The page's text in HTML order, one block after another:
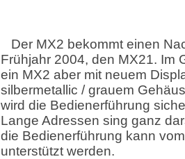
Der MX2 bekommt einen
Frühjahr 2004, den MX21. Im
ein MX2 aber mit neuem
silbermetallic / grauem
wird die Bedienerführung
Lange Adressen sing ganz
die Bedienerführung kann
unterstützt werden.